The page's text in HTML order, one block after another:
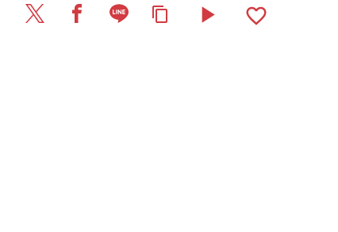
content_copy play_arrow favorite_border